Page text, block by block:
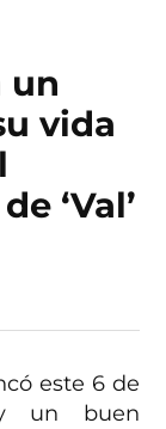
un
vida
‘Val’
este 6 de
un buen